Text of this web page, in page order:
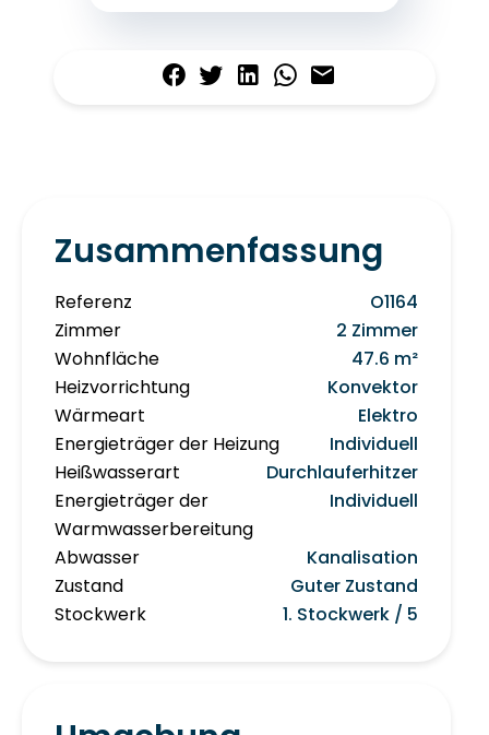
Zusammenfassung
Referenz
O1164
Zimmer
2 Zimmer
Wohnfläche
47.6 m²
Heizvorrichtung
Konvektor
Wärmeart
Elektro
Energieträger der Heizung
Individuell
Heißwasserart
Durchlauferhitzer
Energieträger der
Warmwasserbereitung
Individuell
Abwasser
Kanalisation
Zustand
Guter Zustand
Stockwerk
1. Stockwerk / 5